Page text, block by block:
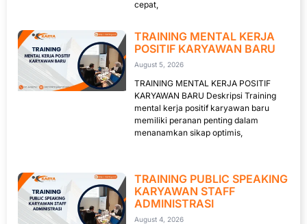
cepat,
TRAINING MENTAL KERJA
POSITIF KARYAWAN BARU
August 5, 2026
TRAINING MENTAL KERJA POSITIF
KARYAWAN BARU Deskripsi Training
mental kerja positif karyawan baru
memiliki peranan penting dalam
menanamkan sikap optimis,
TRAINING PUBLIC SPEAKING
KARYAWAN STAFF
ADMINISTRASI
August 4, 2026